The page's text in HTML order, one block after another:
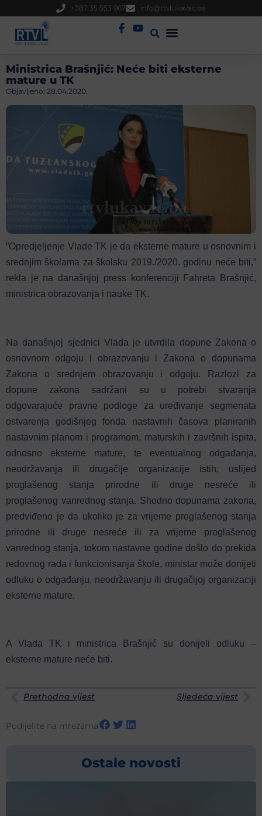
+387 35 553 967 info@rtvlukavac.ba
Ministrica Brašnjić: Neće biti eksterne
mature u TK
Objavljeno: 28.04.2020.
”Opredjeljenje Vlade TK je da eksterne mature u osnovnim i
srednjim školama za školsku 2019./2020. godinu neće biti,”
rekla je na današnjoj press konferenciji Fahreta Brašnjić,
ministrica obrazovanja i nauke TK.
Na današnjoj sjednici Vlada je utvrdila dopune Zakona o
osnovnom odgoju i obrazovanju i Zakona o dopunama
Zakona o srednjem obrazovanju i odgoju. Razlozi za
dopune zakona sadržani su u potrebi stvaranja
odgovarajuće pravne podloge za uređivanje segmenata
ostvarenja godišnjeg fonda nastavnih časova planiranih
nastavnim planom i programom, maturskih i završnih ispita,
odnosno eksterne mature, te eventualnog odgađanja,
neodržavanja ili drugačije organizacije istih, uslijed
proglašenog stanja prirodne ili druge nesreće ili
proglašenog vanrednog stanja. Shodno dopunama zakona,
predviđeno je da ukoliko je za vrijeme proglašenog stanja
prirodne ili druge nesreće ili za vrijeme proglašenog
vanrednog stanja, tokom nastavne godine došlo do prekida
redovnog rada i funkcionisanja škole, ministar može donijeti
odluku o odgađanju, neodržavanju ili drugačijoj organizaciji
eksterne mature.
A Vlada TK i ministrica Brašnjić su donijeli odluku –
eksterne mature neće biti.
Prethodna vijest Sljedeća vijest
Podijelite na mrežama
Ostale novosti